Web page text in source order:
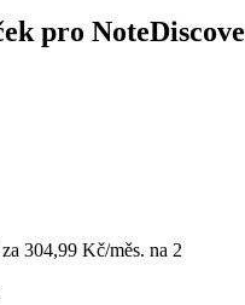
pro
304,99 Kč/měs. na 2